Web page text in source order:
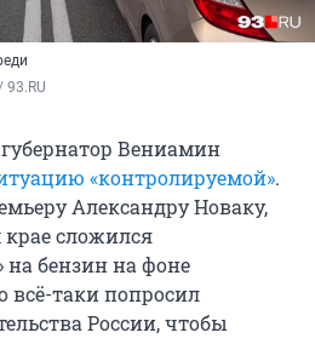
93.RU
Вениамин
«контролируемой».
Александру Новаку,
сложился
бензин на фоне
всё-таки попросил
России, чтобы